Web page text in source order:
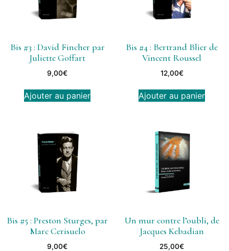
Bis #3 : David Fincher par
Juliette Goffart
9,00€
Ajouter au panier
Bis #4 : Bertrand Blier de
Vincent Roussel
12,00€
Ajouter au panier
Bis #5 : Preston Sturges, par
Marc Cerisuelo
9,00€
Un mur contre l’oubli, de
Jacques Kebadian
25,00€